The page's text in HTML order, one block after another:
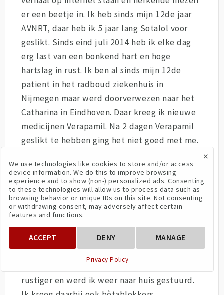
er een beetje in. Ik heb sinds mijn 12de jaar
AVNRT, daar heb ik 5 jaar lang Sotalol voor
geslikt. Sinds eind juli 2014 heb ik elke dag
erg last van een bonkend hart en hoge
hartslag in rust. Ik ben al sinds mijn 12de
patiënt in het radboud ziekenhuis in
Nijmegen maar werd doorverwezen naar het
Catharina in Eindhoven. Daar kreeg ik nieuwe
medicijnen Verapamil. Na 2 dagen Verapamil
geslikt te hebben ging het niet goed met me.
met het eerste leerjaar van het MBO in Den
Bosch) schoot mijn hartslag opeens omhoog
naar de 160. Ik werd via de huisarts
doorgestuurd naar het Catharina ziekenhuis.
Daar schoot mijn hartslag van 100 naar 140 als
ik omhoog ging zitten, ging staan, hoestte,
arm omhoog deed enz.. Ik kreeg toen een
betablokker en toen ging die meteen weer
rustiger en werd ik weer naar huis gestuurd.
×
We use technologies like cookies to store and/or access
device information. We do this to improve browsing
experience and to show (non-) personalized ads. Consenting
to these technologies will allow us to process data such as
browsing behavior or unique IDs on this site. Not consenting
or withdrawing consent, may adversely affect certain
features and functions.
ACCEPT DENY MANAGE
Privacy Policy